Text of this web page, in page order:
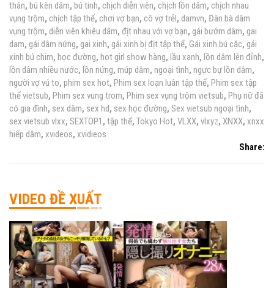
thân, bú kèn dâm, bú tinh, chịch diễn viên, chịch lồn dâm, chịch nhau
vụng trộm, chịch tập thể, chơi vợ bạn, cô vợ trẻl, damvn, Đàn bà dâm
vụng trộm, diễn viên khiêu dâm, địt nhau với vợ bạn, gái bướm dâm, gai
dam, gái dâm nứng, gai xinh, gái xinh bị địt tập thể, Gái xinh bú cặc, gái
xinh bú chim, học đường, hot girl show hàng, lầu xanh, lồn dâm lên đỉnh,
lồn dâm nhiều nước, lồn nứng, múp dâm, ngoại tình, ngực bự lồn dâm,
người vợ vú to, phim sex hot, Phim sex loạn luân tập thể, Phim sex tập
thể vietsub, Phim sex vung trom, Phim sex vụng trộm vietsub, Phụ nữ đã
có gia đình, sex dâm, sex hd, sex học đường, Sex vietsub ngoại tình,
sex vietsub vlxx, SEXTOP1 , tập thể, Tokyo Hot, VLXX, vlxyz, XNXX, xnxx
hiếp dâm, xvideos, xvidieos
Share:
VIDEO ĐỀ XUẤT